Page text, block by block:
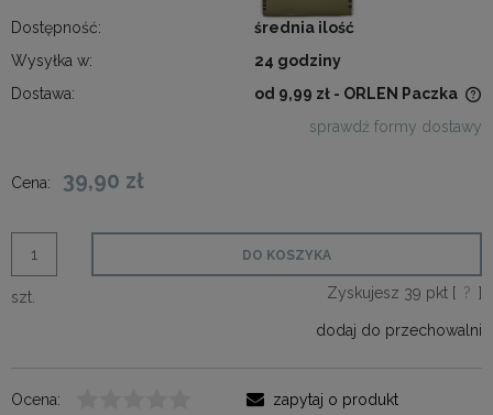
Dostępność:
średnia ilość
Wysyłka w:
24 godziny
Dostawa:
od 9,99 zł - ORLEN Paczka
sprawdź formy dostawy
Cena: 39,90 zł
szt.
DO KOSZYKA
Zyskujesz 39 pkt [ ? ]
dodaj do przechowalni
Ocena:
zapytaj o produkt